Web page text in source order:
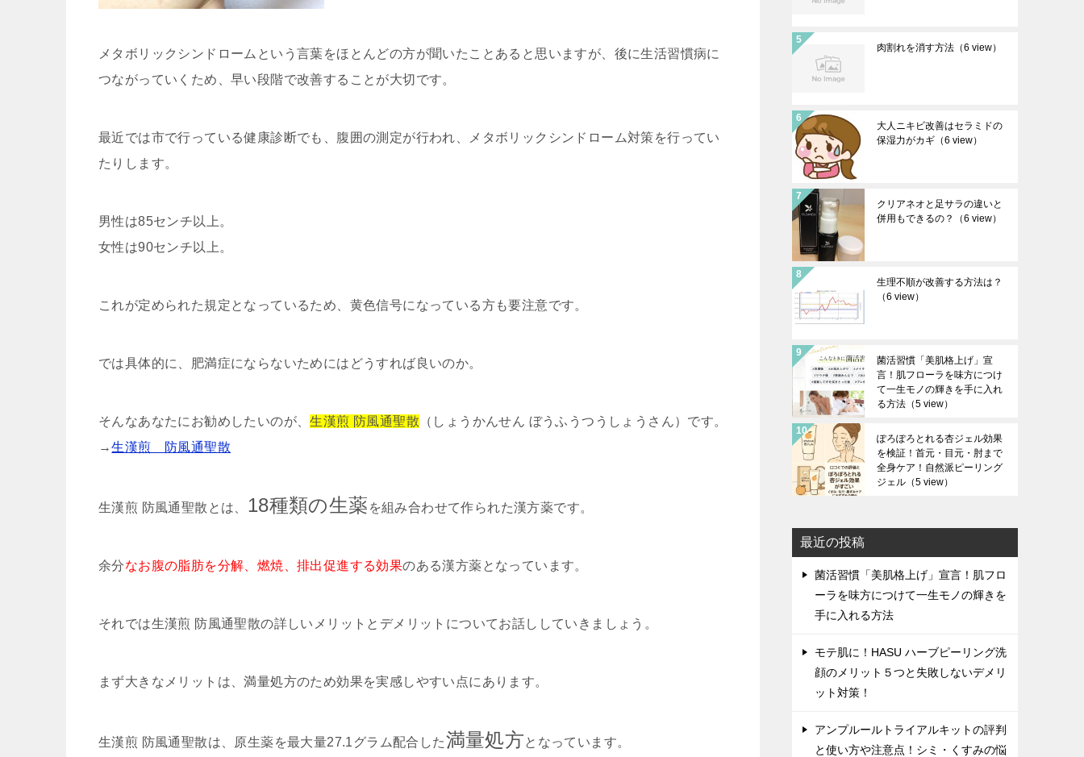
メタボリックシンドロームという言葉をほとんどの方が聞いたことあると思いますが、後に生活習慣病に
つながっていくため、早い段階で改善することが大切です。
最近では市で行っている健康診断でも、腹囲の測定が行われ、メタボリックシンドローム対策を行ってい
たりします。
男性は85センチ以上。
女性は90センチ以上。
これが定められた規定となっているため、黄色信号になっている方も要注意です。
では具体的に、肥満症にならないためにはどうすれば良いのか。
そんなあなたにお勧めしたいのが、生漢煎 防風通聖散 （しょうかんせん ぼうふうつうしょうさん）です。
→生漢煎 防風通聖散
生漢煎 防風通聖散とは、 18種類の生薬 を組み合わせて作られた漢方薬です。
余分なお腹の脂肪を分解、燃焼、排出促進する効果のある漢方薬となっています。
それでは生漢煎 防風通聖散の詳しいメリットとデメリットについてお話ししていきましょう。
まず大きなメリットは、満量処方のため効果を実感しやすい点にあります。
生漢煎 防風通聖散は、原生薬を最大量27.1グラム配合した満量処方となっています。
肉割れを消す方法 （6 view）
大人ニキビ改善はセラミドの
保湿力がカギ （6 view）
クリアネオと足サラの違いと
併用もできるの？
（6 view）
生理不順が改善する方法は？
（6 view）
菌活習慣「美肌格上げ」宣
言！肌フローラを味方につけ
て一生モノの輝きを手に入れ
る方法 （5 view）
ぽろぽろとれる杏ジェル効果
を検証！首元・目元・肘まで
全身ケア！自然派ピーリング
ジェル （5 view）
最近の投稿
菌活習慣「美肌格上げ」宣言！肌フロ
ーラを味方につけて一生モノの輝きを
手に入れる方法
モテ肌に！HASU ハーブピーリング洗
顔のメリット５つと失敗しないデメリ
ット対策！
アンプルールトライアルキットの評判
と使い方や注意点！シミ・くすみの悩